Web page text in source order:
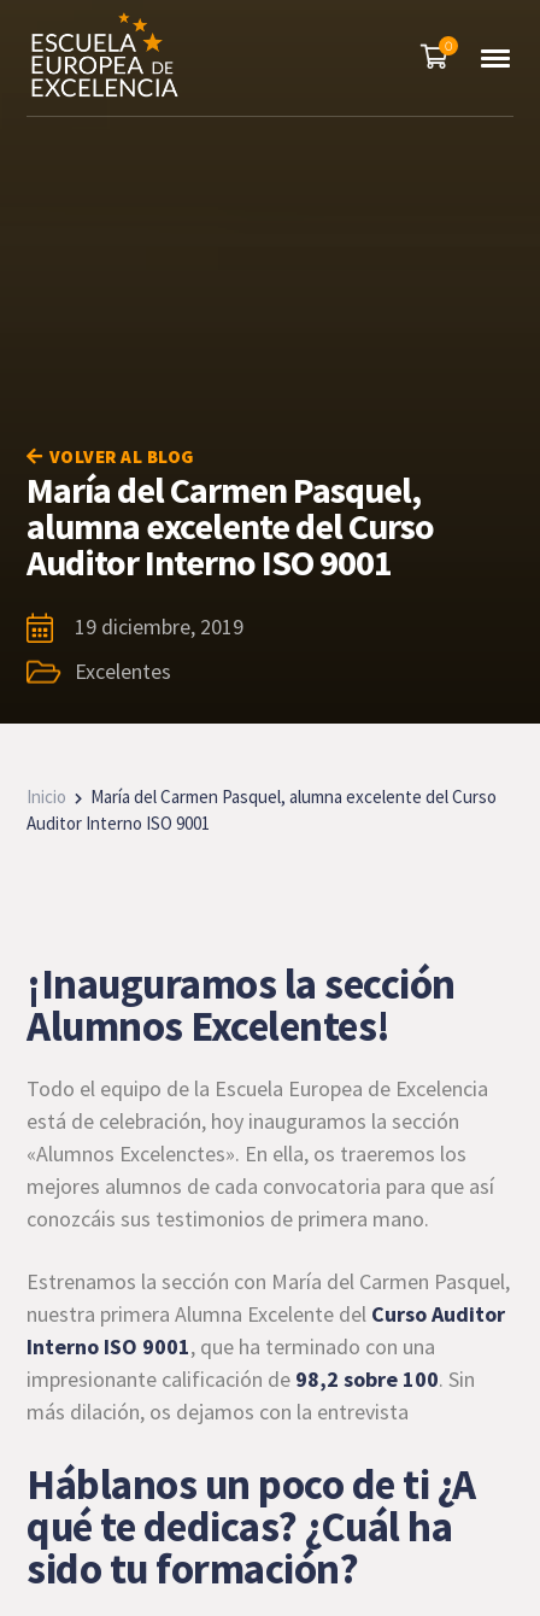
0
VOLVER AL BLOG
María del Carmen Pasquel,
alumna excelente del Curso
Auditor Interno ISO 9001
19 diciembre, 2019
Excelentes
Inicio
María del Carmen Pasquel, alumna excelente del Curso
Auditor Interno ISO 9001
¡Inauguramos la sección
Alumnos Excelentes!
Todo el equipo de la Escuela Europea de Excelencia
está de celebración, hoy inauguramos la sección
«Alumnos Excelenctes». En ella, os traeremos los
mejores alumnos de cada convocatoria para que así
conozcáis sus testimonios de primera mano.
Estrenamos la sección con María del Carmen Pasquel,
nuestra primera Alumna Excelente del Curso Auditor
Interno ISO 9001, que ha terminado con una
impresionante calificación de 98,2 sobre 100. Sin
más dilación, os dejamos con la entrevista
Háblanos un poco de ti ¿A
qué te dedicas? ¿Cuál ha
sido tu formación?